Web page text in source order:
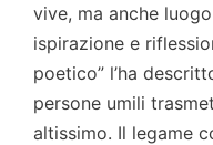
vive, ma anche
ispirazione e
poetico” l’ha
persone umili
altissimo. Il legame